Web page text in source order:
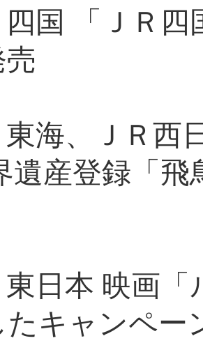
国 「ＪＲ
海、ＪＲ西
遺産登録「
日本 映画
たキャンペー